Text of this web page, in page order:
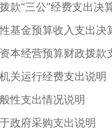
“三公”经费支出决
金预算收入支出决
经营预算财政拨款
运行经费支出说明
支出情况说明
府采购支出说明